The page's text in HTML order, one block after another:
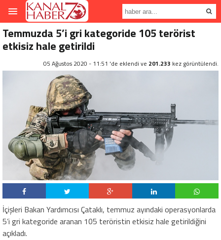
Temmuzda 5’i gri kategoride 105 terörist
etkisiz hale getirildi
05 Ağustos 2020 - 11:51 'de eklendi ve 201.233 kez görüntülendi.
İçişleri Bakan Yardımcısı Çataklı, temmuz ayındaki operasyonlarda
5’i gri kategoride aranan 105 teröristin etkisiz hale getirildiğini
açıkladı.